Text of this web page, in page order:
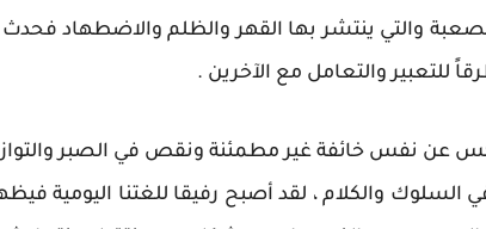
والتي ينتشر بها القهر والظلم والاضطهاد
للتعبير والتعامل مع الآخرين .
عن نفس خائفة غير مطمئنة ونقص في الصبر
السلوك والكلام ، لقد أصبح رفيقا للغتنا اليومية